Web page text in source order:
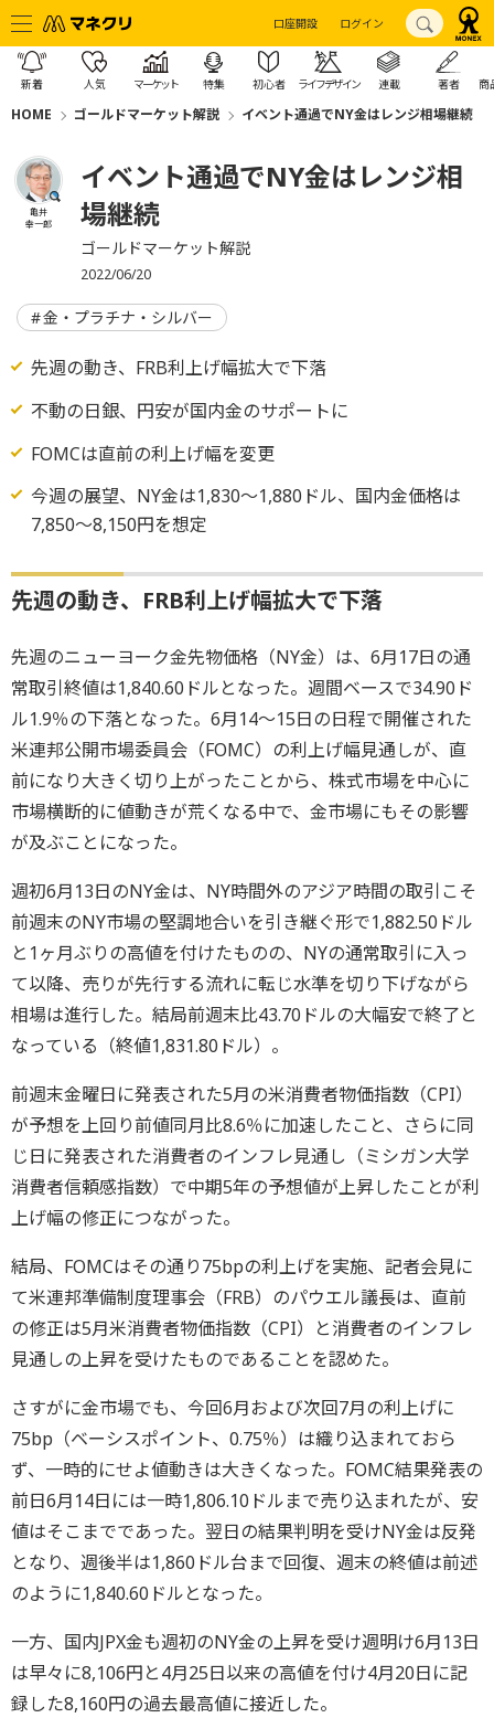
口座開設 ログイン
新着 人気 マーケット 特集 初心者 ライフデザイン 連載 著者 商
HOME ゴールドマーケット解説 イベント通過でNY金はレンジ相場継続
亀井
幸一郎
イベント通過でNY金はレンジ相
場継続
ゴールドマーケット解説
2022/06/20
金・プラチナ・シルバー
先週の動き、FRB利上げ幅拡大で下落
不動の日銀、円安が国内金のサポートに
FOMCは直前の利上げ幅を変更
今週の展望、NY金は1,830～1,880ドル、国内金価格は
7,850～8,150円を想定
先週の動き、FRB利上げ幅拡大で下落
先週のニューヨーク金先物価格（NY金）は、6月17日の通
常取引終値は1,840.60ドルとなった。週間ベースで34.90ド
ル1.9％の下落となった。6月14～15日の日程で開催された
米連邦公開市場委員会（FOMC）の利上げ幅見通しが、直
前になり大きく切り上がったことから、株式市場を中心に
市場横断的に値動きが荒くなる中で、金市場にもその影響
が及ぶことになった。
週初6月13日のNY金は、NY時間外のアジア時間の取引こそ
前週末のNY市場の堅調地合いを引き継ぐ形で1,882.50ドル
と1ヶ月ぶりの高値を付けたものの、NYの通常取引に入っ
て以降、売りが先行する流れに転じ水準を切り下げながら
相場は進行した。結局前週末比43.70ドルの大幅安で終了と
なっている（終値1,831.80ドル）。
前週末金曜日に発表された5月の米消費者物価指数（CPI）
が予想を上回り前値同月比8.6％に加速したこと、さらに同
じ日に発表された消費者のインフレ見通し（ミシガン大学
消費者信頼感指数）で中期5年の予想値が上昇したことが利
上げ幅の修正につながった。
結局、FOMCはその通り75bpの利上げを実施、記者会見に
て米連邦準備制度理事会（FRB）のパウエル議長は、直前
の修正は5月米消費者物価指数（CPI）と消費者のインフレ
見通しの上昇を受けたものであることを認めた。
さすがに金市場でも、今回6月および次回7月の利上げに
75bp（ベーシスポイント、0.75％）は織り込まれておら
ず、一時的にせよ値動きは大きくなった。FOMC結果発表の
前日6月14日には一時1,806.10ドルまで売り込まれたが、安
値はそこまでであった。翌日の結果判明を受けNY金は反発
となり、週後半は1,860ドル台まで回復、週末の終値は前述
のように1,840.60ドルとなった。
一方、国内JPX金も週初のNY金の上昇を受け週明け6月13日
は早々に8,106円と4月25日以来の高値を付け4月20日に記
録した8,160円の過去最高値に接近した。